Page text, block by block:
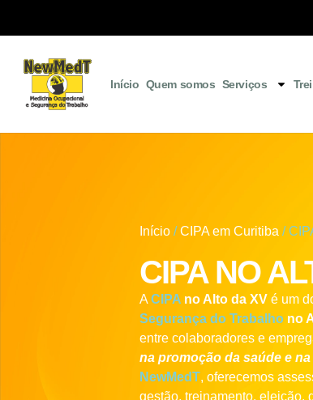
Início Quem somos Serviços
Início /CIPA em Curitiba /
CIPA NO
ACIPA no Alto da XV é um
Segurança do Trabalho no
entre colaboradores e
na promoção da saúde e
NewMedT, oferecemos
gestão, treinamento, eleição,